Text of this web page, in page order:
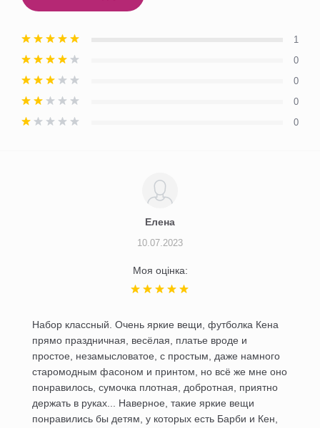
1
0
0
0
0
Елена
10.07.2023
Моя оцінка:
Набор классный. Очень яркие вещи, футболка Кена
прямо праздничная, весёлая, платье вроде и
простое, незамысловатое, с простым, даже намного
старомодным фасоном и принтом, но всё же мне оно
понравилось, сумочка плотная, добротная, приятно
держать в руках... Наверное, такие яркие вещи
понравились бы детям, у которых есть Барби и Кен,